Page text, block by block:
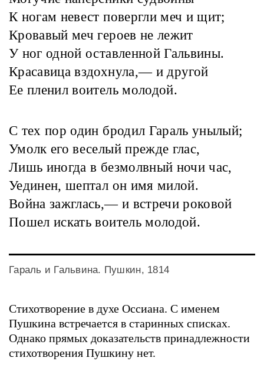
К ногам невест повергли меч и щит;
Кровавый меч героев не лежит
У ног одной оставленной Гальвины.
Красавица вздохнула,— и другой
Ее пленил воитель молодой.
С тех пор один бродил Гараль унылый;
Умолк его веселый прежде глас,
Лишь иногда в безмолвный ночи час,
Уединен, шептал он имя милой.
Война зажглась,— и встречи роковой
Пошел искать воитель молодой.
Гараль и Гальвина. Пушкин, 1814
Стихотворение в духе Оссиана. С именем
Пушкина встречается в старинных списках.
Однако прямых доказательств принадлежности
стихотворения Пушкину нет.